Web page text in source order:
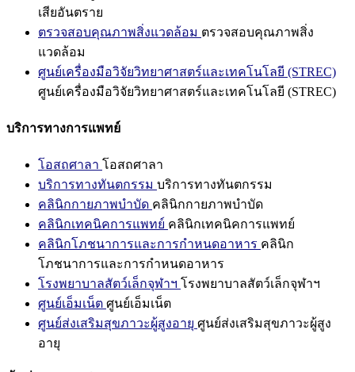
เสียอันตราย
ตรวจสอบคุณภาพสิ่งแวดล้อม ตรวจสอบคุณภาพสิ่ง
แวดล้อม
ศูนย์เครื่องมือวิจัยวิทยาศาสตร์และเทคโนโลยี (STREC)
ศูนย์เครื่องมือวิจัยวิทยาศาสตร์และเทคโนโลยี (STREC)
บริการทางการแพทย์
โอสถศาลา โอสถศาลา
บริการทางทันตกรรม บริการทางทันตกรรม
คลินิกกายภาพบำบัด คลินิกกายภาพบำบัด
คลินิกเทคนิคการแพทย์ คลินิกเทคนิคการแพทย์
คลินิกโภชนาการและการกำหนดอาหาร คลินิก
โภชนาการและการกำหนดอาหาร
โรงพยาบาลสัตว์เล็กจุฬาฯ โรงพยาบาลสัตว์เล็กจุฬาฯ
ศูนย์เอ็มเน็ต ศูนย์เอ็มเน็ต
ศูนย์ส่งเสริมสุขภาวะผู้สูงอายุ ศูนย์ส่งเสริมสุขภาวะผู้สูง
อายุ